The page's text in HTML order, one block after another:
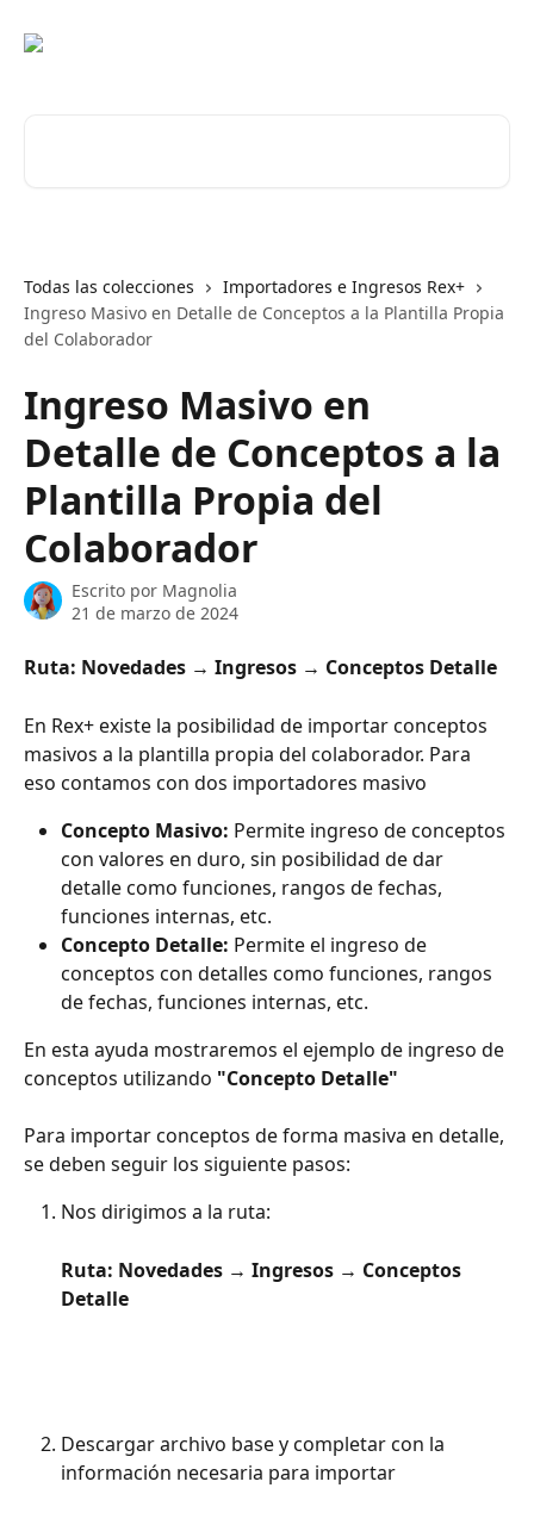
Todas las colecciones
Importadores e Ingresos Rex+
Ingreso Masivo en Detalle de Conceptos a la Plantilla Propia
del Colaborador
Ingreso Masivo en
Detalle de Conceptos a la
Plantilla Propia del
Colaborador
Escrito por Magnolia
21 de marzo de 2024
Ruta: Novedades → Ingresos → Conceptos Detalle
En Rex+ existe la posibilidad de importar conceptos
masivos a la plantilla propia del colaborador. Para
eso contamos con dos importadores masivo
Concepto Masivo: Permite ingreso de conceptos
con valores en duro, sin posibilidad de dar
detalle como funciones, rangos de fechas,
funciones internas, etc.
Concepto Detalle: Permite el ingreso de
conceptos con detalles como funciones, rangos
de fechas, funciones internas, etc.
En esta ayuda mostraremos el ejemplo de ingreso de
conceptos utilizando "Concepto Detalle"
Para importar conceptos de forma masiva en detalle,
se deben seguir los siguiente pasos:
Nos dirigimos a la ruta:
Ruta: Novedades → Ingresos → Conceptos
Detalle
Descargar archivo base y completar con la
información necesaria para importar